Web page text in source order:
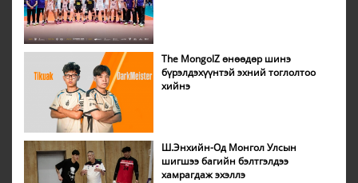
The MongolZ өнөөдөр шинэ
бүрэлдэхүүнтэй эхний тоглолтоо
хийнэ
Ш.Энхийн-Од Монгол Улсын
шигшээ багийн бэлтгэлдээ
хамрагдаж эхэллэ